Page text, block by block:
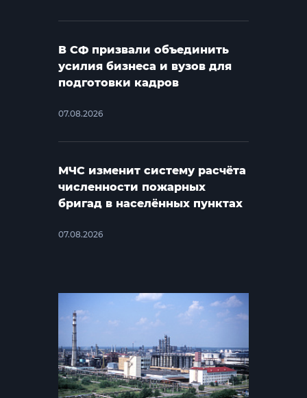
В СФ призвали объединить
усилия бизнеса и вузов для
подготовки кадров
07.08.2026
МЧС изменит систему расчёта
численности пожарных
бригад в населённых пунктах
07.08.2026